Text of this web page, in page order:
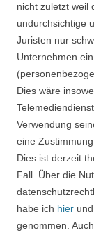
nicht zuletzt weil
undurchsichtige
Juristen nur
Unternehmen
Dies wäre
Verwendung
eine
Dies ist derzeit
Fall. Über die
habe ich hier und
genommen.